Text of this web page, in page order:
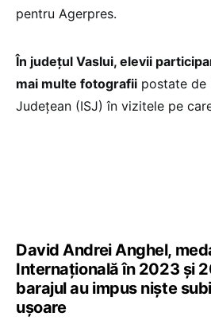
pentru Agerpres.
În județul Vaslui, elevii
mai multe fotografii postate de
Județean (ISJ) în vizitele pe
David Andrei Anghel,
Internațională în 2023 și
barajul au impus nişte
uşoare